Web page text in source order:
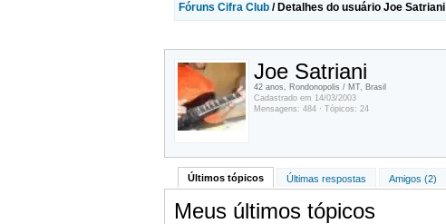
Fóruns Cifra Club / Detalhes do usuário Joe Satriani
Joe Satriani
42 anos, Rondonopolis / MT, Brasil
Cadastrado em 14/03/2003
Mensagens: 484 · Tópicos: 24
Últimos tópicos Últimas respostas Amigos (2)
Meus últimos tópicos